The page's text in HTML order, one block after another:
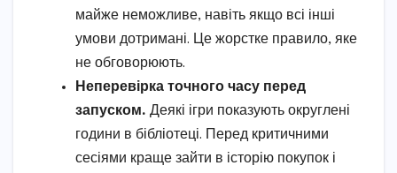
майже неможливе, навіть якщо всі інші
умови дотримані. Це жорстке правило, яке
не обговорюють.
Неперевірка точного часу перед
запуском. Деякі ігри показують округлені
години в бібліотеці. Перед критичними
сесіями краще зайти в історію покупок і